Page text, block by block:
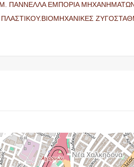
ΠΑΝΝΕΛΛΑ ΕΜΠΟΡΙΑ